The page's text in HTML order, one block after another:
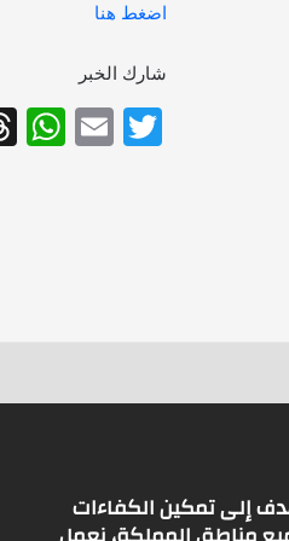
اضغط هنا
شارك الخبر
T
E
W
إلى تمكين الكفاءات